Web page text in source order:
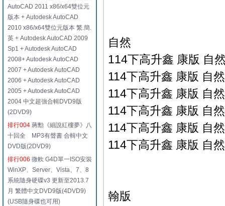
AutoCAD 2011 x86/x64雙位元
版本 + Autodesk AutoCAD
2010 x86/x64雙位元版本 繁.簡.
英 + Autodesk AutoCAD 2009
Sp1 + Autodesk AutoCAD
2008+ Autodesk AutoCAD
2007 + Autodesk AutoCAD
2006 + Autodesk AutoCAD
2005 + Autodesk AutoCAD
2004 中文超強合輯DVD9版
(2DVD9)
排行004 蔣勳《細說紅樓夢》八
十回全 MP3有聲書 合輯中文
DVD版(2DVD9)
排行006 微軟 G4D單一ISO安裝
WinXP、Server、Vista、7、8
系統隨身硬碟v3 更新至2013.7
月 繁體中文DVD9版(4DVD9)
(USB隨身碟也可用)
自然
114下高升鑫 康版 自
114下高升鑫 康版 自
114下高升鑫 康版 自
114下高升鑫 康版 自
114下高升鑫 康版 自
114下高升鑫 康版 自
翰版